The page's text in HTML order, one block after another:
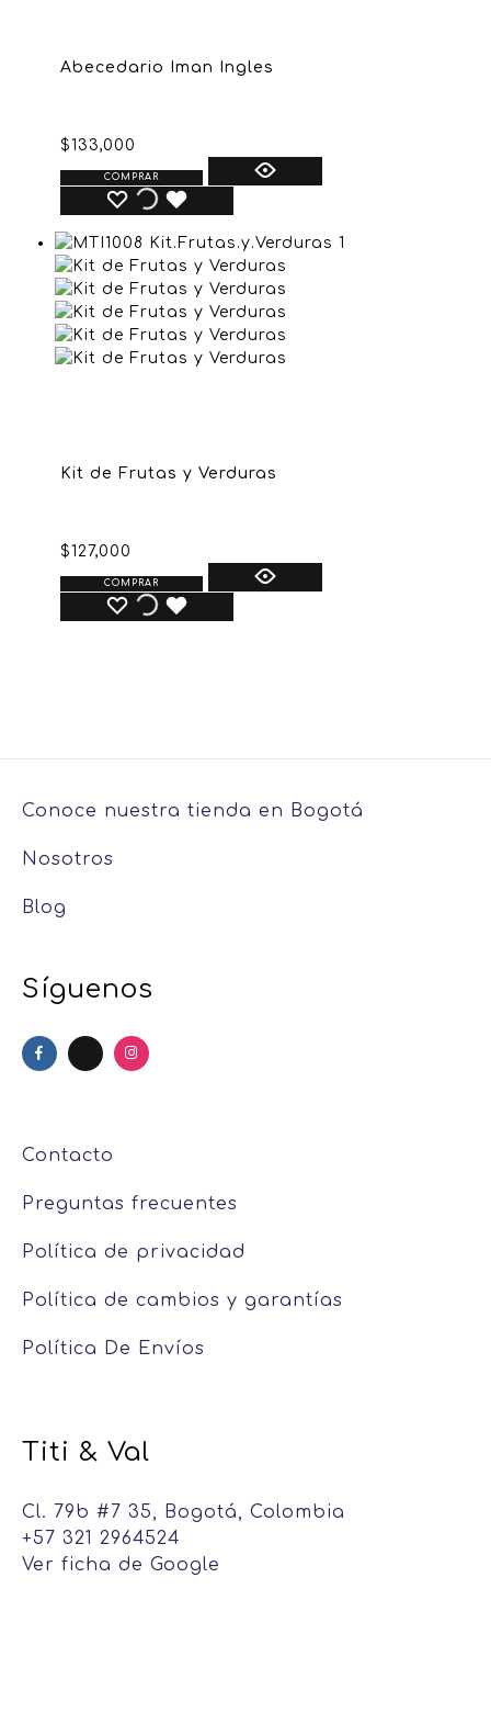
Abecedario Iman Ingles
$133,000
COMPRAR
Kit de Frutas y Verduras
$127,000
COMPRAR
Conoce nuestra tienda en Bogotá
Nosotros
Blog
Síguenos
Contacto
Preguntas frecuentes
Política de privacidad
Política de cambios y garantías
Política De Envíos
Titi & Val
Cl. 79b #7 35, Bogotá, Colombia
+57 321 2964524
Ver ficha de Google